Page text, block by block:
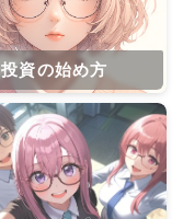
投資の始め方